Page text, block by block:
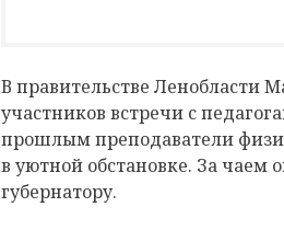
В правительстве Ленобласти
участников встречи с
прошлым преподаватели
в уютной обстановке. За чаем
губернатору.